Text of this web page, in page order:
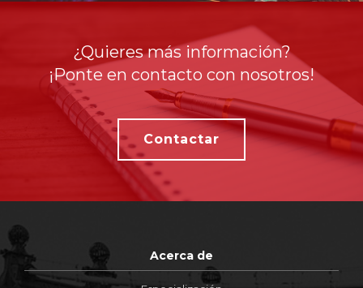
¿Quieres más información?
¡Ponte en contacto con nosotros!
Contactar
Acerca de